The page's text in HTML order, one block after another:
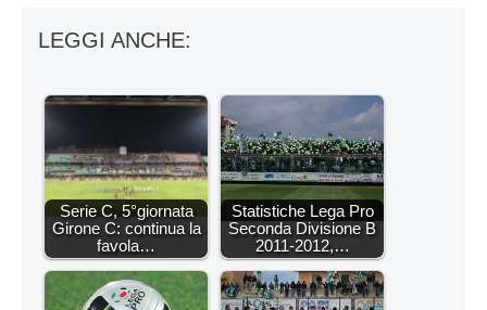
LEGGI ANCHE:
Serie C, 5°giornata
Girone C: continua la
favola…
Statistiche Lega Pro
Seconda Divisione B
2011-2012,…